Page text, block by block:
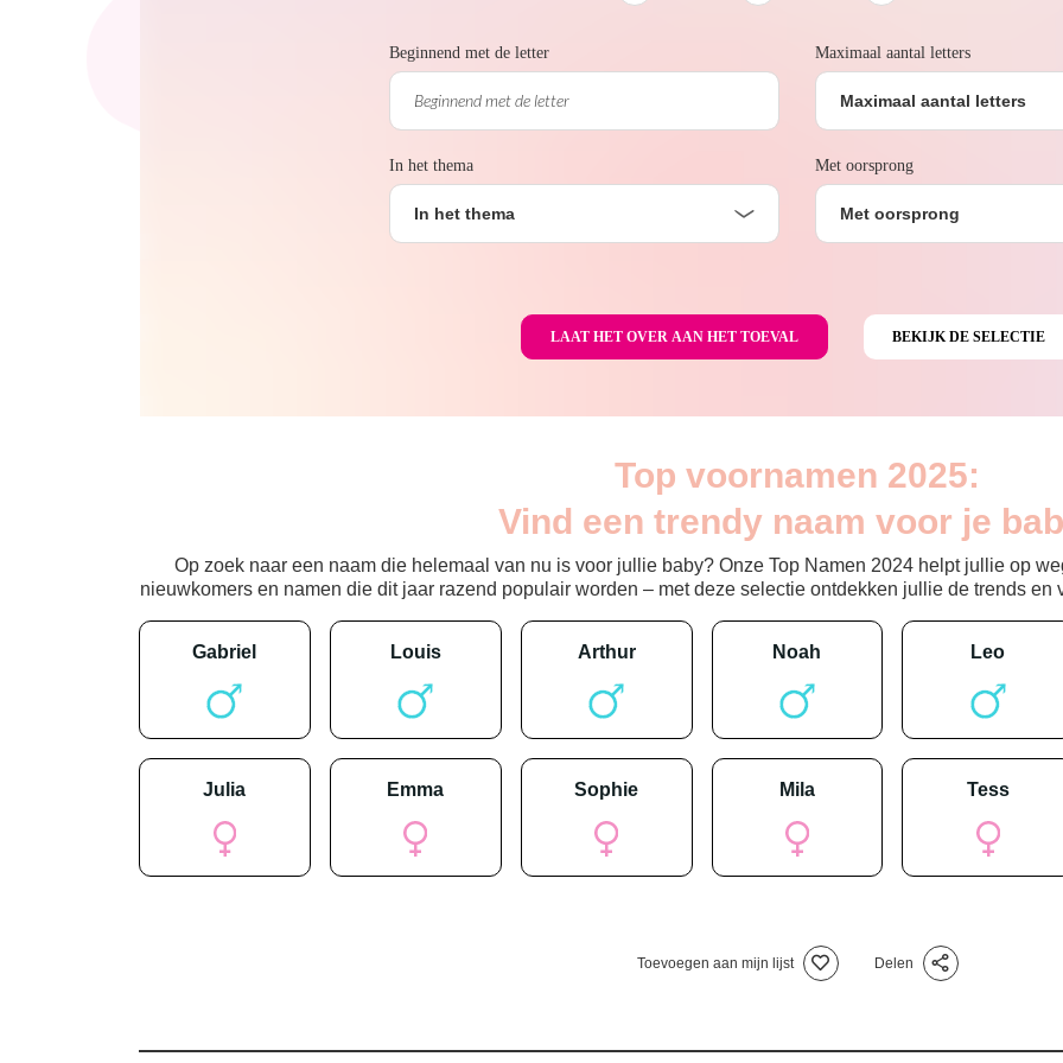
Beginnend met de letter Maximaal aantal letters
Maximaal aantal letters
In het thema
In het thema
Met oorsprong
Met oorsprong
Top voornamen 2025:
Vind een trendy naam voor je
Op zoek naar een naam die helemaal van nu is voor jullie baby? Onze Top Namen 2024 helpt jullie op
nieuwkomers en namen die dit jaar razend populair worden – met deze selectie ontdekken jullie de trends
gabriel louis arthur noah leo
julia emma sophie mila tess
Toevoegen aan mijn lijst Delen